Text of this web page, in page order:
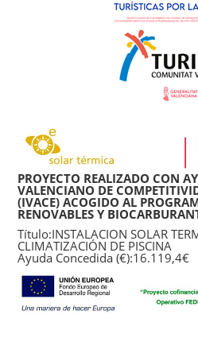
PROYECTO REALIZADO CON
VALENCIANO DE
(IVACE) ACOGIDO AL
RENOVABLES Y
Título:INSTALACION SOLAR
CLIMATIZACIÓN DE PISCINA
Ayuda Concedida (€):16.119,4€